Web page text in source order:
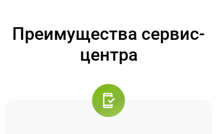
Преимущества сервис-
центра